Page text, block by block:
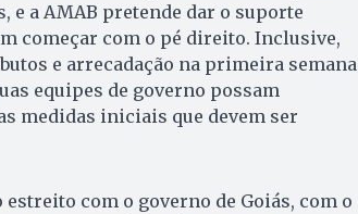
a AMAB pretende dar o suporte
começar com o pé direito. Inclusive,
e arrecadação na primeira semana
equipes de governo possam
medidas iniciais que devem ser
com o governo de Goiás, com o